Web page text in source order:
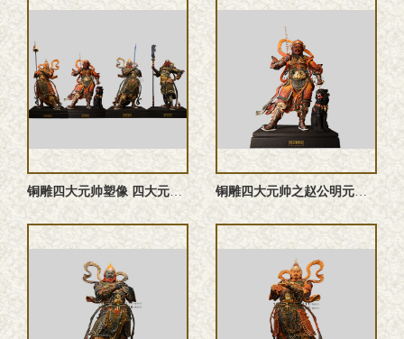
铜雕四大元帅塑像 四大元帅雕塑 四大元帅神像 铜雕四大元帅之赵公明元帅塑像